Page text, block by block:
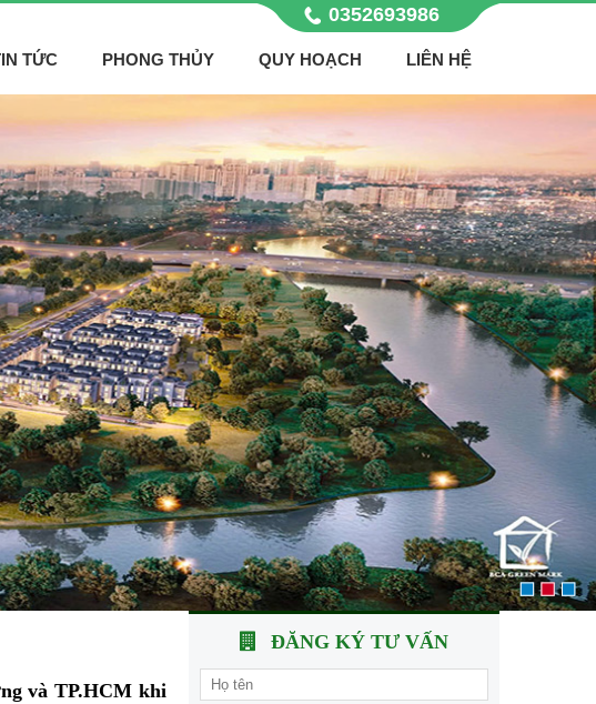
0352693986
TỨC PHONG THỦY QUY HOẠCH LIÊN HỆ
và TP.HCM khi
ĐĂNG KÝ TƯ VẤN